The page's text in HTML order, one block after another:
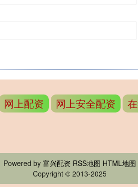
网上配资 网上安全配资
Powered by 富兴配资 RSS地图 HTML地图
Copyright © 2013-2025